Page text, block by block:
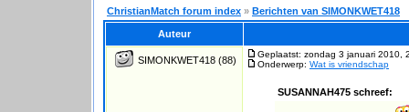
ChristianMatch forum index » Berichten van SIMONKWET418
Auteur
SIMONKWET418 (88)
Geplaatst: zondag 3 januari 2010,
Onderwerp: Wat is vriendschap
SUSANNAH475 schreef: